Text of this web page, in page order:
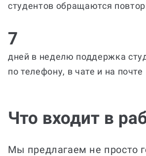
студентов обращаются
7
дней в неделю поддержка
по телефону, в чате и на почте
Что входит в
Мы предлагаем не просто